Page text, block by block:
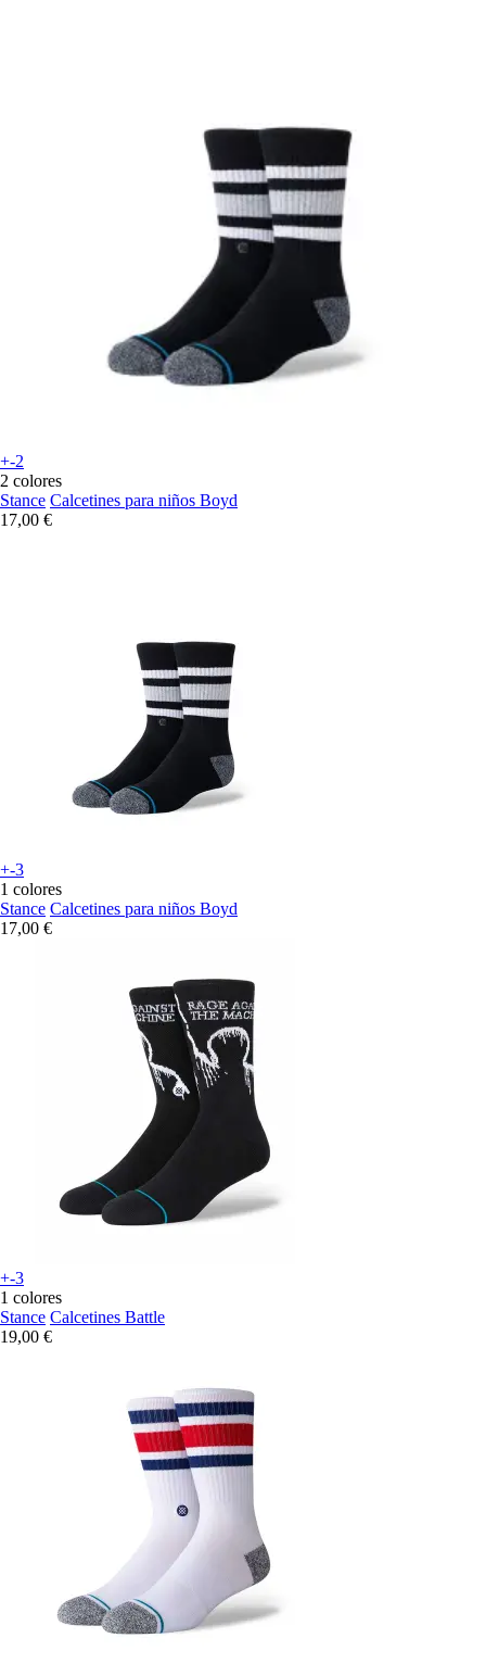
+-2
2 colores
Stance Calcetines para niños Boyd
17,00 €
+-3
1 colores
Stance Calcetines para niños Boyd
17,00 €
+-3
1 colores
Stance Calcetines Battle
19,00 €